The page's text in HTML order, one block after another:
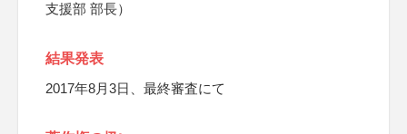
支援部 部長）
結果発表
2017年8月3日、最終審査にて